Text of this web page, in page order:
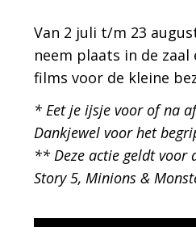
Van 2 juli t/m 23
neem plaats in de
films voor de kleine
* Eet je ijsje voor of na
Dankjewel voor het
** Deze actie geldt voor
Story 5, Minions &